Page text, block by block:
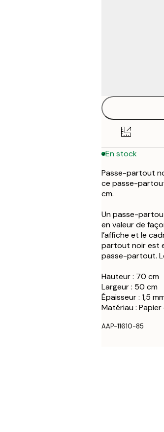
En stock
Passe-partout
ce passe-
cm.
Un passe-
en valeur de
l’affiche et le
partout noir est
passe-partout.
Hauteur : 70 cm
Largeur : 50 cm
Épaisseur : 1,5
Matériau :
AAP-11610-85